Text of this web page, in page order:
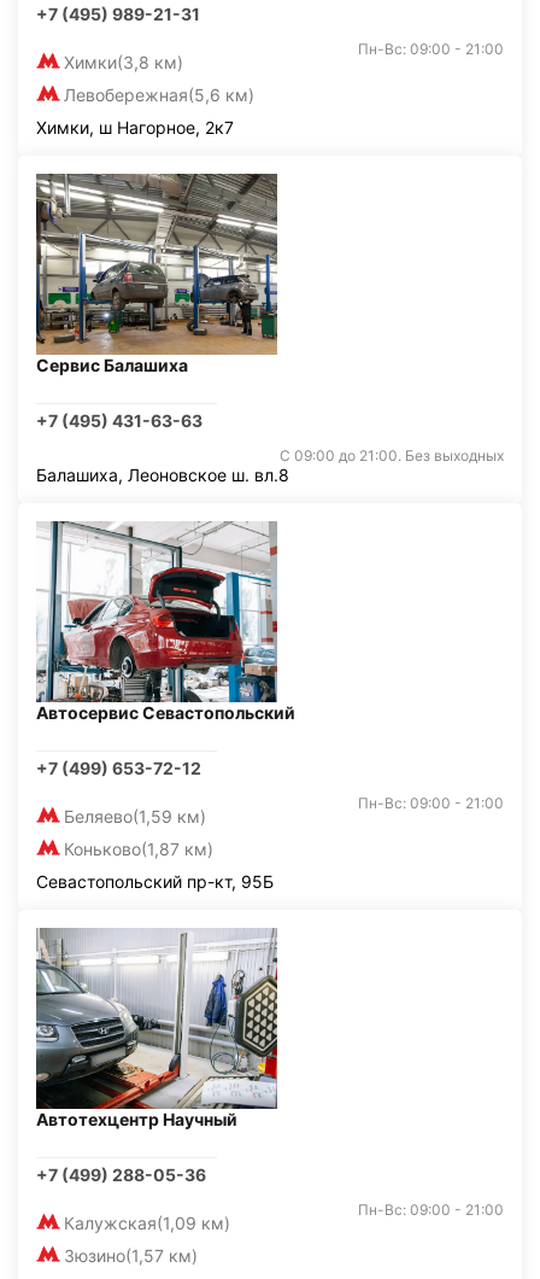
+7 (495) 989-21-31
Химки(3,8 км)
Левобережная(5,6 км)
Пн-Вс: 09:00 - 21:00
Химки, ш Нагорное, 2к7
Сервис Балашиха
+7 (495) 431-63-63
С 09:00 до 21:00. Без выходных
Балашиха, Леоновское ш. вл.8
Автосервис Севастопольский
+7 (499) 653-72-12
Беляево(1,59 км)
Коньково(1,87 км)
Пн-Вс: 09:00 - 21:00
Севастопольский пр-кт, 95Б
Автотехцентр Научный
+7 (499) 288-05-36
Калужская(1,09 км)
Зюзино(1,57 км)
Пн-Вс: 09:00 - 21:00